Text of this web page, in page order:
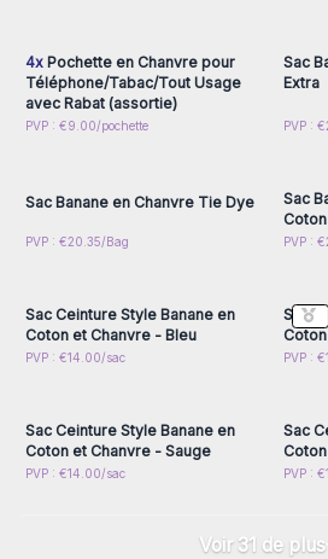
4xPochette en Chanvre pour
Téléphone/Tabac/Tout Usage
avec Rabat (assortie)
PVP : €9.00/pochette
Sac
Extra
PVP :
Connectez-vous ou
Sac Banane en Chanvre Tie Dye
PVP : €20.35/Bag
Sac
PVP :
Connectez-vous ou
Sac Ceinture Style Banane en
Coton et Chanvre - Bleu
PVP : €14.00/sac
Sac
PVP :
Connectez-vous ou
Sac Ceinture Style Banane en
Coton et Chanvre - Sauge
PVP : €14.00/sac
Sac
PVP :
Voir 31 de plus